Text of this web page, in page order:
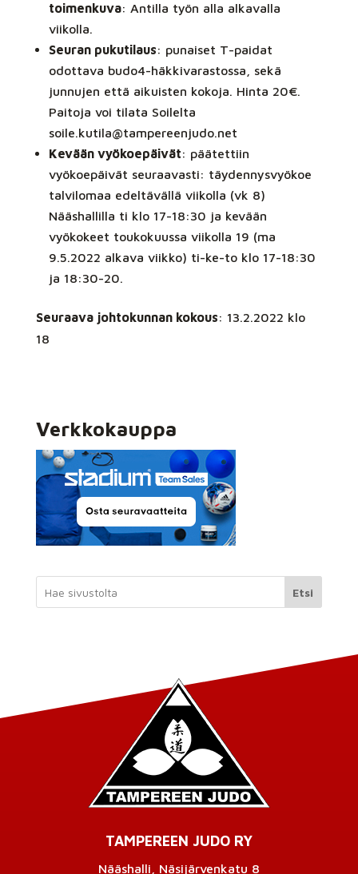
toimenkuva: Antilla työn alla alkavalla
viikolla.
Seuran pukutilaus: punaiset T-paidat
odottava budo4-häkkivarastossa, sekä
junnujen että aikuisten kokoja. Hinta 20€.
Paitoja voi tilata Soilelta
soile.kutila@tampereenjudo.net
Kevään vyökoepäivät: päätettiin
vyökoepäivät seuraavasti: täydennysvyökoe
talvilomaa edeltävällä viikolla (vk 8)
Nääshallilla ti klo 17-18:30 ja kevään
vyökokeet toukokuussa viikolla 19 (ma
9.5.2022 alkava viikko) ti-ke-to klo 17-18:30
ja 18:30-20.
Seuraava johtokunnan kokous: 13.2.2022 klo
18
Verkkokauppa
Etsi
TAMPEREEN JUDO RY
Nääshalli, Näsijärvenkatu 8